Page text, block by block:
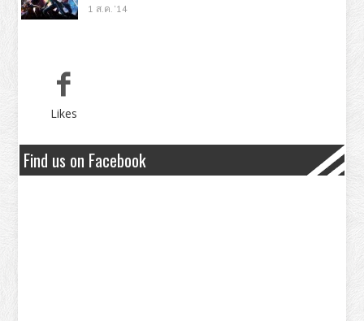
1 ส.ค. '14
Likes
Find us on Facebook